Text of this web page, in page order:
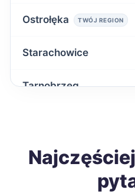
Ostrołęka TWÓJ REGION
Starachowice
Tarnobrzeg
Wodzisław Śląski
Kędzierzyn-Koźle